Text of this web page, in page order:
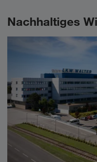
Nachhaltiges